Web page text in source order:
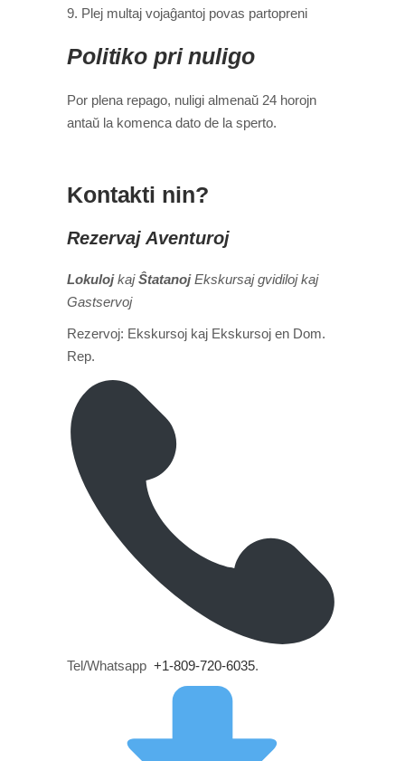
Plej multaj vojaĝantoj povas partopreni
Politiko pri nuligo
Por plena repago, nuligi almenaŭ 24 horojn
antaŭ la komenca dato de la sperto.
Kontakti nin?
Rezervaj Aventuroj
LokulojkajŜtatanojEkskursaj gvidiloj kaj
Gastservoj
Rezervoj: Ekskursoj kaj Ekskursoj en Dom.
Rep.
Tel/Whatsapp +1-809-720-6035.